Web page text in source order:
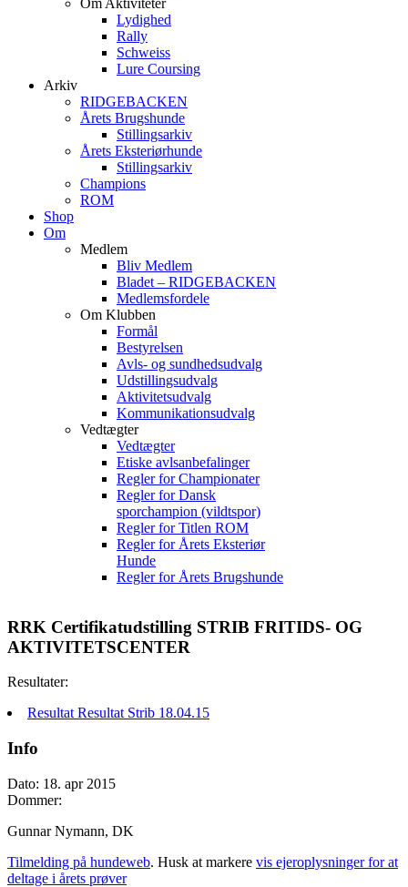
Om Aktiviteter
Lydighed
Rally
Schweiss
Lure Coursing
Arkiv
RIDGEBACKEN
Årets Brugshunde
Stillingsarkiv
Årets Eksteriørhunde
Stillingsarkiv
Champions
ROM
Shop
Om
Medlem
Bliv Medlem
Bladet – RIDGEBACKEN
Medlemsfordele
Om Klubben
Formål
Bestyrelsen
Avls- og sundhedsudvalg
Udstillingsudvalg
Aktivitetsudvalg
Kommunikationsudvalg
Vedtægter
Vedtægter
Etiske avlsanbefalinger
Regler for Championater
Regler for Dansk
sporchampion (vildtspor)
Regler for Titlen ROM
Regler for Årets Eksteriør
Hunde
Regler for Årets Brugshunde
RRK Certifikatudstilling STRIB FRITIDS- OG
AKTIVITETS­CENTER
Resultater:
Resultat Resultat Strib 18.04.15
Info
Dato: 18. apr 2015
Dommer:
Gunnar Nymann, DK
Tilmelding på hundeweb. Husk at markere vis ejeroplysninger for at
deltage i årets prøver